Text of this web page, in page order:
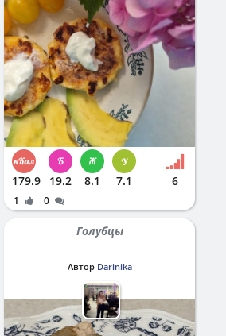
179.9 19.2 8.1 7.1 6
1 0
Голубцы
Автор Darinika